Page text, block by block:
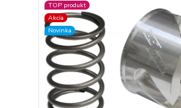
TOP produkt
Akcia
Novinka